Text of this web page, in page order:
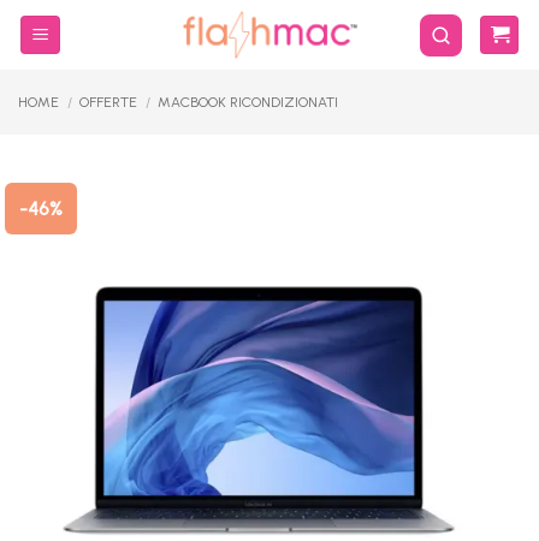
Salta
HOME / OFFERTE / MACBOOK RICONDIZIONATI
-46%